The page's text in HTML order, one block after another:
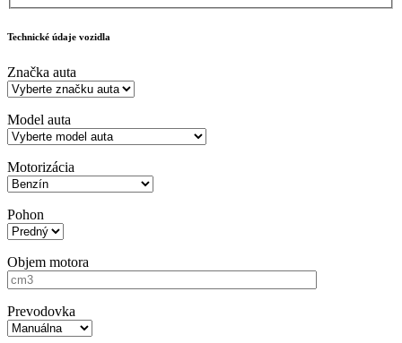
Technické údaje vozidla
Značka auta
Model auta
Motorizácia
Pohon
Objem motora
Prevodovka